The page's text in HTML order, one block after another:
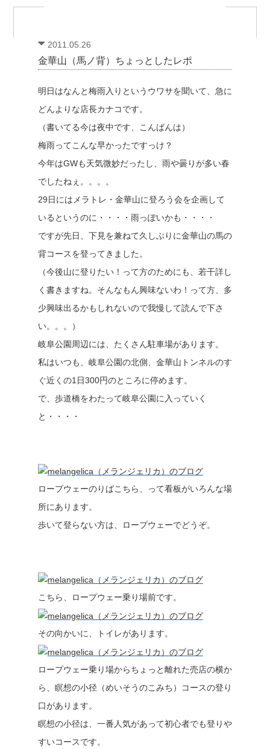
2011.05.26
金華山（馬ノ背）ちょっとしたレポ
明日はなんと梅雨入りというウワサを聞いて、急に
どんよりな店長カナコです。
（書いてる今は夜中です、こんばんは）
梅雨ってこんな早かったですっけ？
今年はGWも天気微妙だったし、雨や曇りが多い春
でしたねぇ。。。。
29日にはメラトレ・金華山に登ろう会を企画して
いるというのに・・・・雨っぽいかも・・・・
ですが先日、下見を兼ねて久しぶりに金華山の馬の
背コースを登ってきました。
（今後山に登りたい！って方のためにも、若干詳し
く書きますね。そんなもん興味ないわ！って方、多
少興味出るかもしれないので我慢して読んで下さ
い。。。）
岐阜公園周辺には、たくさん駐車場があります。
私はいつも、岐阜公園の北側、金華山トンネルのす
ぐ近くの1日300円のところに停めます。
で、歩道橋をわたって岐阜公園に入っていく
と・・・・
ロープウェーのりばこちら、って看板がいろんな場
所にあります。
歩いて登らない方は、ロープウェーでどうぞ。
こちら、ロープウェー乗り場前です。
その向かいに、トイレがあります。
ロープウェー乗り場からちょっと離れた売店の横か
ら、瞑想の小径（めいそうのこみち）コースの登り
口があります。
瞑想の小径は、一番人気があって初心者でも登りや
すいコースです。